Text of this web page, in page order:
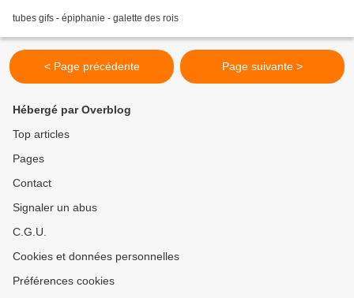
tubes gifs - épiphanie - galette des rois
< Page précédente Page suivante >
Hébergé par Overblog
Top articles
Pages
Contact
Signaler un abus
C.G.U.
Cookies et données personnelles
Préférences cookies